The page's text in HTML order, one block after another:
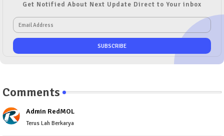
Get Notified About Next Update Direct to Your inbox
Comments
Admin RedMOL
Terus Lah Berkarya